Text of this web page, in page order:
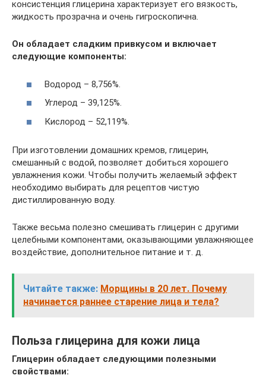
консистенция глицерина характеризует его вязкость,
жидкость прозрачна и очень гигроскопична.
Он обладает сладким привкусом и включает
следующие компоненты:
Водород – 8,756%.
Углерод – 39,125%.
Кислород – 52,119%.
При изготовлении домашних кремов, глицерин,
смешанный с водой, позволяет добиться хорошего
увлажнения кожи. Чтобы получить желаемый эффект
необходимо выбирать для рецептов чистую
дистиллированную воду.
Также весьма полезно смешивать глицерин с другими
целебными компонентами, оказывающими увлажняющее
воздействие, дополнительное питание и т. д.
Читайте также: Морщины в 20 лет. Почему
начинается раннее старение лица и тела?
Польза глицерина для кожи лица
Глицерин обладает следующими полезными
свойствами: